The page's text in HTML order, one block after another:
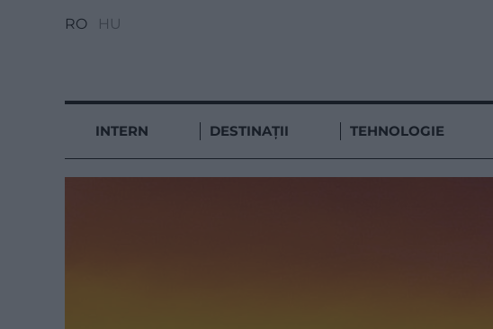
RO HU
INTERN DESTINAȚII TEHNOLOGIE